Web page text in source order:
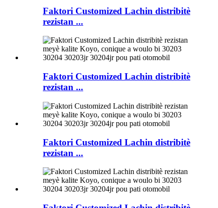
Faktori Customized Lachin distribitè
rezistan ...
Faktori Customized Lachin distribitè
rezistan ...
Faktori Customized Lachin distribitè
rezistan ...